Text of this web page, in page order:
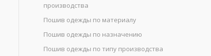
производства
Пошив одежды по материалу
Пошив одежды по назначению
Пошив одежды по типу производства